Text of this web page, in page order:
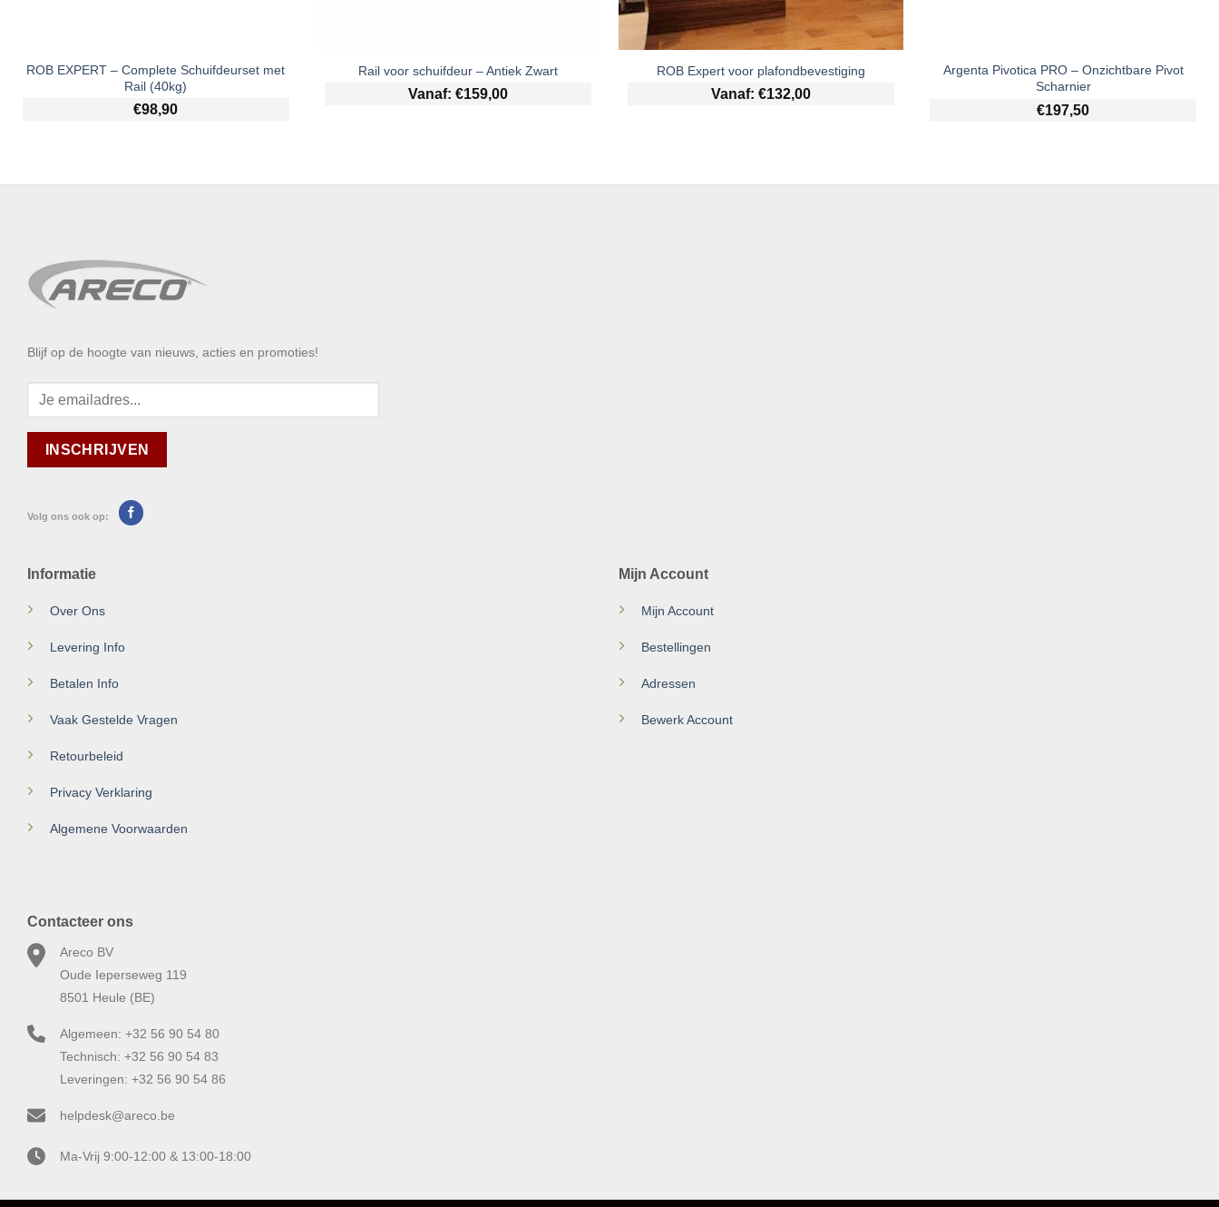
ROB EXPERT – Complete Schuifdeurset met
Rail (40kg)
€98,90
Rail voor schuifdeur – Antiek Zwart
Vanaf:€159,00
ROB Expert voor plafondbevestiging
Vanaf: €132,00
Argenta Pivotica PRO – Onzichtbare Pivot
Scharnier
€197,50
Blijf op de hoogte van nieuws, acties en promoties!
Volg ons ook op:
Informatie
Over Ons
Levering Info
Betalen Info
Vaak Gestelde Vragen
Retourbeleid
Privacy Verklaring
Algemene Voorwaarden
Mijn Account
Mijn Account
Bestellingen
Adressen
Bewerk Account
Contacteer ons
Areco BV
Oude Ieperseweg 119
8501 Heule (BE)
Algemeen: +32 56 90 54 80
Technisch: +32 56 90 54 83
Leveringen: +32 56 90 54 86
helpdesk@areco.be
Ma-Vrij 9:00-12:00 & 13:00-18:00